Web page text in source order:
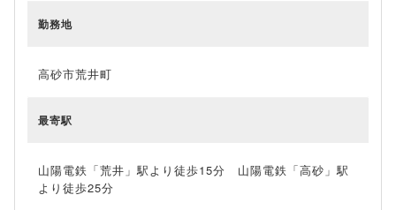
勤務地
高砂市荒井町
最寄駅
山陽電鉄「荒井」駅より徒歩15分 山陽電鉄「高砂」駅
より徒歩25分